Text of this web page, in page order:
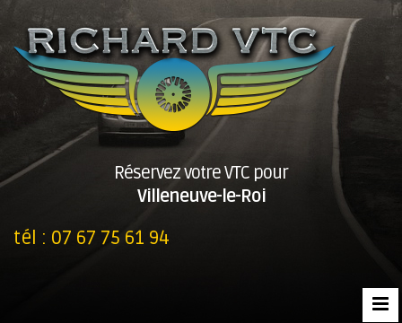
Réservez votre VTC pour
Villeneuve-le-Roi
tél : 07 67 75 61 94